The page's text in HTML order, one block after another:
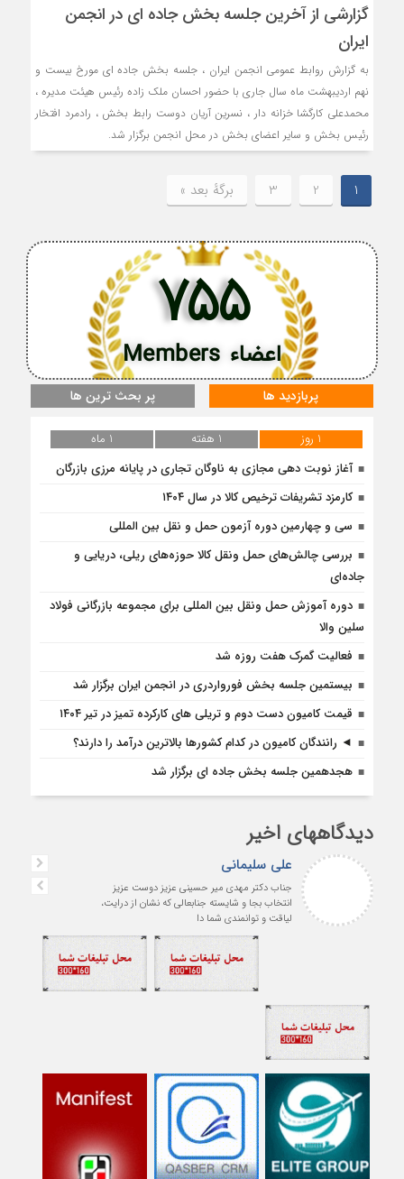
گزارشی از آخرین جلسه بخش جاده ای در انجمن
ایران
به گزارش روابط عمومی انجمن ایران ، جلسه بخش جاده ای مورخ بیست و
نهم اردیبهشت ماه سال جاری با حضور احسان ملک زاده رئیس هیئت مدیره ،
محمدعلی کارگشا خزانه دار ، نسرین آریان دوست رابط بخش ، رادمرد افتخار
رئیس بخش و سایر اعضای بخش در محل انجمن برگزار شد.
1
2
3 برگهٔ بعد »
اعضاء Members
755
پربازدید ها پر بحث ترین ها
1 روز 1 هفته
1 ماه
آغاز نوبت دهی مجازی به ناوگان تجاری در پایانه مرزی بازرگان
کارمزد تشریفات ترخیص کالا در سال ۱۴۰۴
سی و چهارمین دوره آزمون حمل و نقل بین المللی
بررسی چالش‌های حمل ونقل کالا حوزه‌های ریلی، دریایی و
جاده‌ای
دوره آموزش حمل ونقل بین المللی برای مجموعه بازرگانی فولاد
سلین والا
فعالیت گمرک هفت روزه شد
بیستمین جلسه بخش فورواردری در انجمن ایران برگزار شد
قیمت کامیون دست دوم و تریلی‌ های کارکرده تمیز در تیر ۱۴۰۴
◄ رانندگان کامیون در کدام کشورها بالاترین درآمد را دارند؟
هجدهمین جلسه بخش جاده ای برگزار شد
دیدگاههای اخیر
علی سلیمانی
جناب دکتر مهدی میر حسینی عزیز دوست عزیز
انتخاب بجا و شایسته جنابعالی که نشان از درایت،
لیاقت و توانمندی شما دا